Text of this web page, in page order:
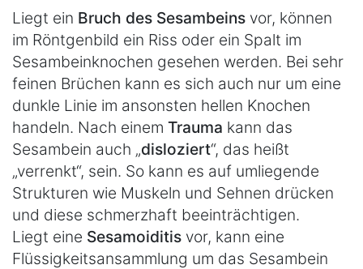
Liegt ein Bruch des Sesambeins vor, können
im Röntgenbild ein Riss oder ein Spalt im
Sesambeinknochen gesehen werden. Bei sehr
feinen Brüchen kann es sich auch nur um eine
dunkle Linie im ansonsten hellen Knochen
handeln. Nach einem Trauma kann das
Sesambein auch „disloziert“, das heißt
„verrenkt“, sein. So kann es auf umliegende
Strukturen wie Muskeln und Sehnen drücken
und diese schmerzhaft beeinträchtigen.
Liegt eine Sesamoiditis vor, kann eine
Flüssigkeitsansammlung um das Sesambein